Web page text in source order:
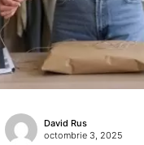
David Rus
octombrie 3, 2025